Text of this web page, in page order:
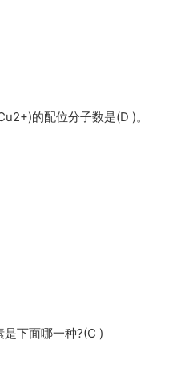
的配位分子数是(D )。
下面哪一种?(C )